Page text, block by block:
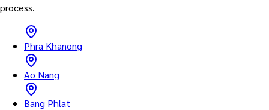
process.
Phra Khanong
Ao Nang
Bang Phlat